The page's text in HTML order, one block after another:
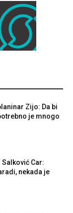
Zijo: Da bi
je mnogo
Salković Car:
nekada je